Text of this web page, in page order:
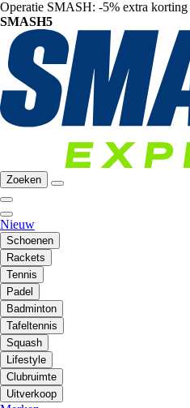
Operatie SMASH: -5% extra korting
SMASH5
Zoeken
Nieuw
Schoenen
Rackets
Tennis
Padel
Badminton
Tafeltennis
Squash
Lifestyle
Clubruimte
Uitverkoop